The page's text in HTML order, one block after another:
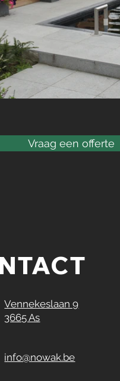
Vraag een offerte
Vennekeslaan 9
3665 As
info@nowak.be